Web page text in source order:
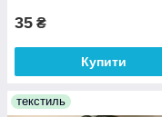
35 ₴
Купити
текстиль